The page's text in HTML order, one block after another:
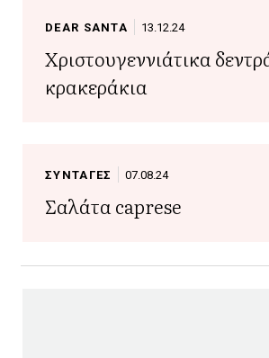
DEAR SANTA 13.12.24
Χριστουγεννιάτικα
κρακεράκια
ΣΥΝΤΑΓΕΣ 07.08.24
Σαλάτα caprese